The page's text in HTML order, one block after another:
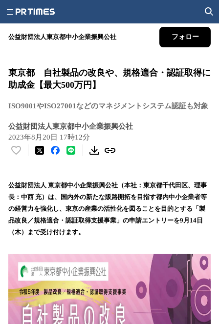
公益財団法人東京都中小企業振興公社 フォロー
東京都 自社製品の改良や、規格適合・認証取得に
助成金【最大500万円】
ISO9001やISO27001などのマネジメントシステム認証も対象
公益財団法人東京都中小企業振興公社
2023年8月20日 17時12分
い
！
数
を
読
み
込
で
す
公益財団法人 東京都中小企業振興公社（本社：東京都千代田区、理事
長：中西 充）は、国内外の新たな販路開拓を目指す都内中小企業者等
の経営力を強化し、東京の産業の活性化を図ることを目的とする「製
品改良／規格適合・認証取得支援事業」の申請エントリーを9月14日
（木）まで受け付けます。